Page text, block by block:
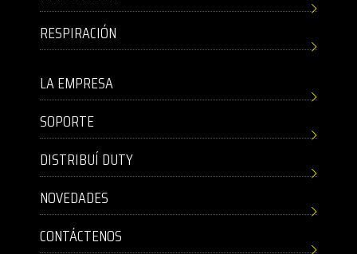
RESPIRACIÓN
LA EMPRESA
SOPORTE
DISTRIBUÍ DUTY
NOVEDADES
CONTÁCTENOS